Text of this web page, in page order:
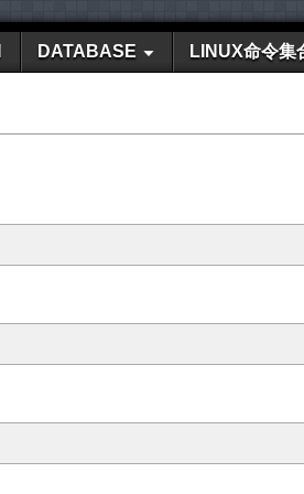
DATABASE LINUX命令集